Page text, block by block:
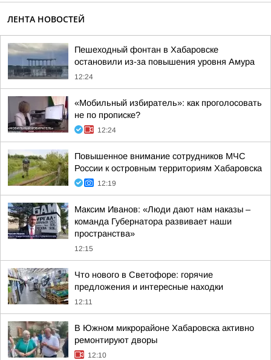
ЛЕНТА НОВОСТЕЙ
Пешеходный фонтан в Хабаровске
остановили из-за повышения уровня Амура
12:24
«Мобильный избиратель»: как проголосовать
не по прописке?
12:24
Повышенное внимание сотрудников МЧС
России к островным территориям Хабаровска
12:19
Максим Иванов: «Люди дают нам наказы –
команда Губернатора развивает наши
пространства»
12:15
Что нового в Светофоре: горячие
предложения и интересные находки
12:11
В Южном микрорайоне Хабаровска активно
ремонтируют дворы
12:10